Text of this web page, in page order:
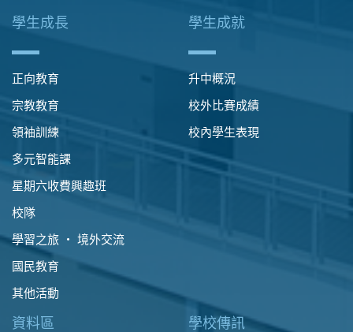
學生成長
正向教育
宗教教育
領袖訓練
多元智能課
星期六收費興趣班
校隊
學習之旅 ‧ 境外交流
國民教育
其他活動
學生成就
升中概況
校外比賽成績
校內學生表現
資料區 學校傳訊